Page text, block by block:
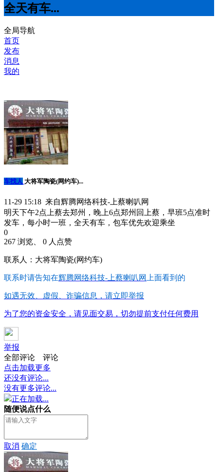
全天有车...
全局导航
首页
发布
消息
我的
车找人 大将军陶瓷(网约车)...
11-29 15:18 来自辉腾网络科技-上蔡喇叭网
明天下午2点上蔡去郑州，晚上6点郑州回上蔡，早班5点准时
发车，每小时一班，全天有车，包车优先欢迎乘坐
0
267 浏览、 0 人点赞
联系人：大将军陶瓷(网约车)
联系时请告知在辉腾网络科技-上蔡喇叭网 上面看到的
如遇无效、虚假、诈骗信息，请立即举报
为了您的资金安全，请见面交易，切勿提前支付任何费用
举报
全部评论
评论
点击加载更多
还没有评论...
没有更多评论...
正在加载...
随便说点什么
取消 确定